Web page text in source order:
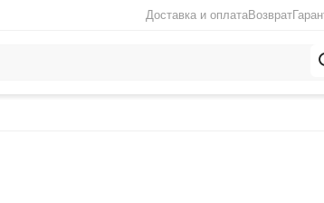
Доставка и оплатаВозврат